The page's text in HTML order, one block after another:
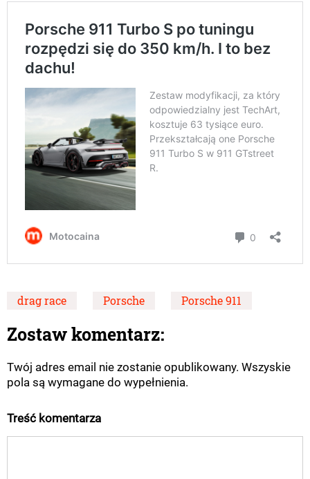
drag race Porsche Porsche 911
Zostaw komentarz:
Twój adres email nie zostanie opublikowany. Wszyskie
pola są wymagane do wypełnienia.
Treść komentarza